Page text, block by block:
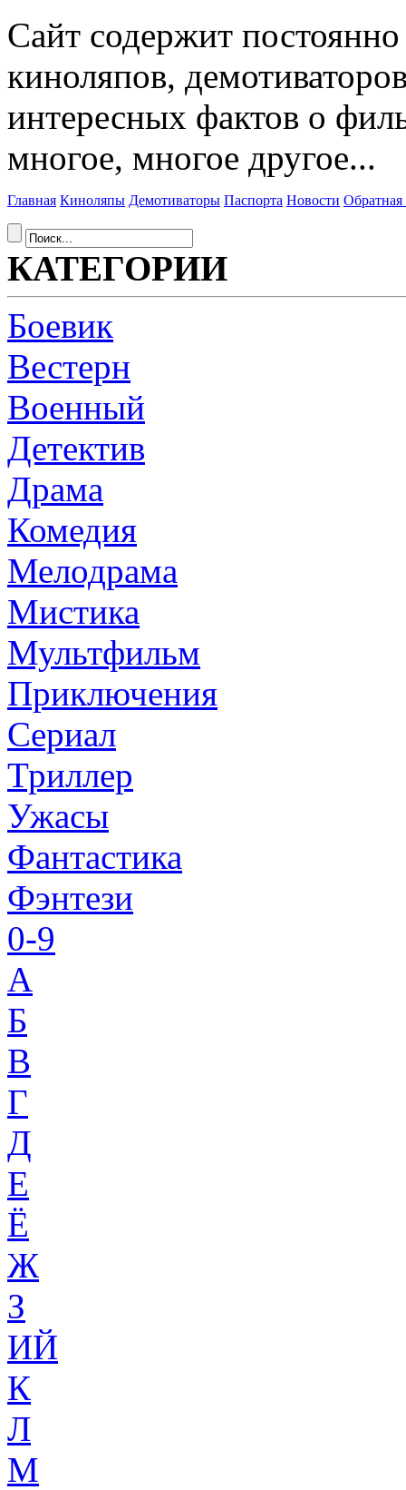
Сайт содержит
киноляпов,
интересных фактов о
многое, многое другое...
Главная Киноляпы Демотиваторы Паспорта Новости Обратная
КАТЕГОРИИ
Боевик
Вестерн
Военный
Детектив
Драма
Комедия
Мелодрама
Мистика
Мультфильм
Приключения
Сериал
Триллер
Ужасы
Фантастика
Фэнтези
0-9
A
Б
В
Г
Д
Е
Ё
Ж
З
ИЙ
К
Л
М